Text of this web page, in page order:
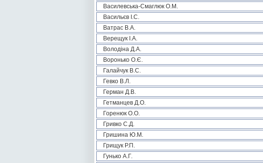
Василевська-Смаглюк О.М.
Васильєв І.С.
Ватрас В.А.
Верещук І.А.
Володіна Д.А.
Воронько О.Є.
Галайчук В.С.
Гевко В.Л.
Герман Д.В.
Гетманцев Д.О.
Горенюк О.О.
Гривко С.Д.
Гришина Ю.М.
Грищук Р.П.
Гунько А.Г.